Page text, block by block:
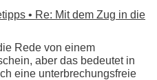
• Re: Mit dem Zug in die
Rede von einem
aber das bedeutet in
eine unterbrechungsfreie